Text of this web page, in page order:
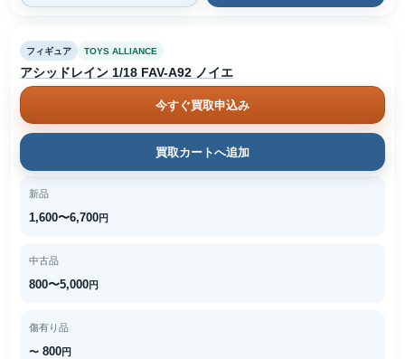
フィギュア TOYS ALLIANCE
アシッドレイン 1/18 FAV-A92 ノイエ
今すぐ買取申込み
買取カートへ追加
新品
1,600〜6,700円
中古品
800〜5,000円
傷有り品
〜 800円